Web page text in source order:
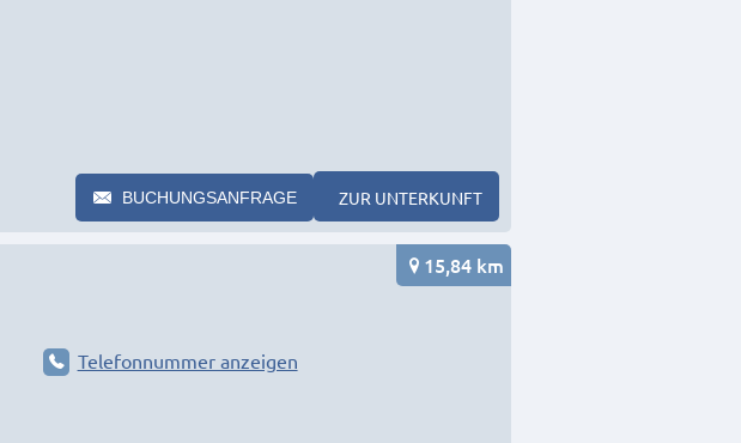
BUCHUNGSANFRAGE ZUR UNTERKUNFT
15,84 km
Telefonnummer anzeigen